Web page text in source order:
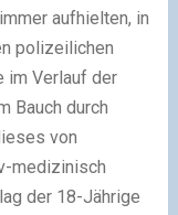
aufhielten, in
polizeilichen
im Verlauf der
Bauch durch
von
medizinisch
der 18-Jährige